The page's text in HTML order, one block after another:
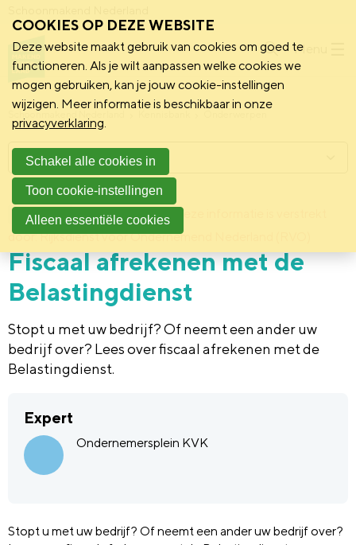
Menu
Schoonmakend Nederland
Achtergrond 8 december 2011
Deze informatie is verstrekt
door: Rijksdienst voor Ondernemend Nederland (RVO)
Fiscaal afrekenen met de
Belastingdienst
Stopt u met uw bedrijf? Of neemt een ander uw
bedrijf over? Lees over fiscaal afrekenen met de
Belastingdienst.
Expert
Ondernemersplein KVK
Stopt u met uw bedrijf? Of neemt een ander uw bedrijf over?
Menu
COOKIES OP DEZE WEBSITE
Deze website maakt gebruik van cookies om goed te
functioneren. Als je wilt aanpassen welke cookies we
mogen gebruiken, kan je jouw cookie-instellingen
wijzigen. Meer informatie is beschikbaar in onze
privacyverklaring.
Schakel alle cookies in
Toon cookie-instellingen
Alleen essentiële cookies